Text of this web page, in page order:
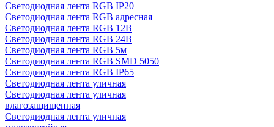
Светодиодная лента RGB IP20
Светодиодная лента RGB адресная
Светодиодная лента RGB 12В
Светодиодная лента RGB 24В
Светодиодная лента RGB 5м
Светодиодная лента RGB SMD 5050
Светодиодная лента RGB IP65
Светодиодная лента уличная
Светодиодная лента уличная
влагозащищенная
Светодиодная лента уличная